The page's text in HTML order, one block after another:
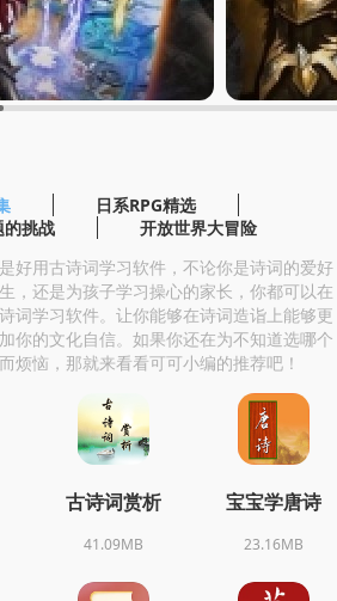
日系RPG精选
的挑战
开放世界大冒险
好用古诗词学习软件，不论你是诗词的爱好
，还是为孩子学习操心的家长，你都可以在
词学习软件。让你能够在诗词造诣上能够更
你的文化自信。如果你还在为不知道选哪个
烦恼，那就来看看可可小编的推荐吧！
古诗词赏析
41.09MB
宝宝学唐诗
23.16MB